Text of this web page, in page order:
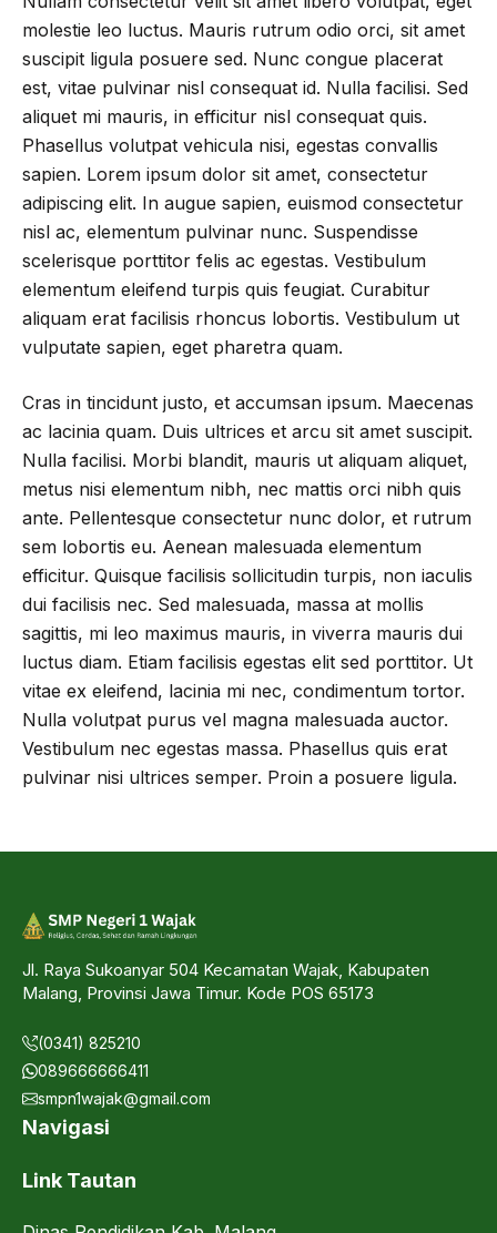
molestie leo luctus. Mauris rutrum odio orci, sit amet
suscipit ligula posuere sed. Nunc congue placerat
est, vitae pulvinar nisl consequat id. Nulla facilisi. Sed
aliquet mi mauris, in efficitur nisl consequat quis.
Phasellus volutpat vehicula nisi, egestas convallis
sapien. Lorem ipsum dolor sit amet, consectetur
adipiscing elit. In augue sapien, euismod consectetur
nisl ac, elementum pulvinar nunc. Suspendisse
scelerisque porttitor felis ac egestas. Vestibulum
elementum eleifend turpis quis feugiat. Curabitur
aliquam erat facilisis rhoncus lobortis. Vestibulum ut
vulputate sapien, eget pharetra quam.
Cras in tincidunt justo, et accumsan ipsum. Maecenas
ac lacinia quam. Duis ultrices et arcu sit amet suscipit.
Nulla facilisi. Morbi blandit, mauris ut aliquam aliquet,
metus nisi elementum nibh, nec mattis orci nibh quis
ante. Pellentesque consectetur nunc dolor, et rutrum
sem lobortis eu. Aenean malesuada elementum
efficitur. Quisque facilisis sollicitudin turpis, non iaculis
dui facilisis nec. Sed malesuada, massa at mollis
sagittis, mi leo maximus mauris, in viverra mauris dui
luctus diam. Etiam facilisis egestas elit sed porttitor. Ut
vitae ex eleifend, lacinia mi nec, condimentum tortor.
Nulla volutpat purus vel magna malesuada auctor.
Vestibulum nec egestas massa. Phasellus quis erat
pulvinar nisi ultrices semper. Proin a posuere ligula.
Jl. Raya Sukoanyar 504 Kecamatan Wajak, Kabupaten
Malang, Provinsi Jawa Timur. Kode POS 65173
(0341) 825210
089666666411
smpn1wajak@gmail.com
Navigasi
Link Tautan